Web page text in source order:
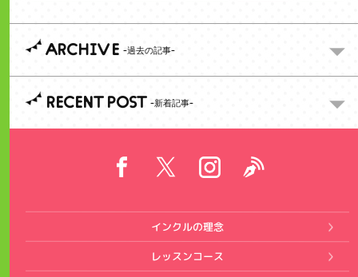
ARCHIVE
RECENT POST
インクルの理念
レッスンコース